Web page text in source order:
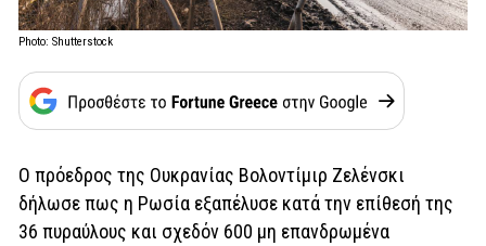
Photo: Shutterstock
Ο πρόεδρος της Ουκρανίας Βολοντίμιρ Ζελένσκι
δήλωσε πως η Ρωσία εξαπέλυσε κατά την επίθεσή της
36 πυραύλους και σχεδόν 600 μη επανδρωμένα